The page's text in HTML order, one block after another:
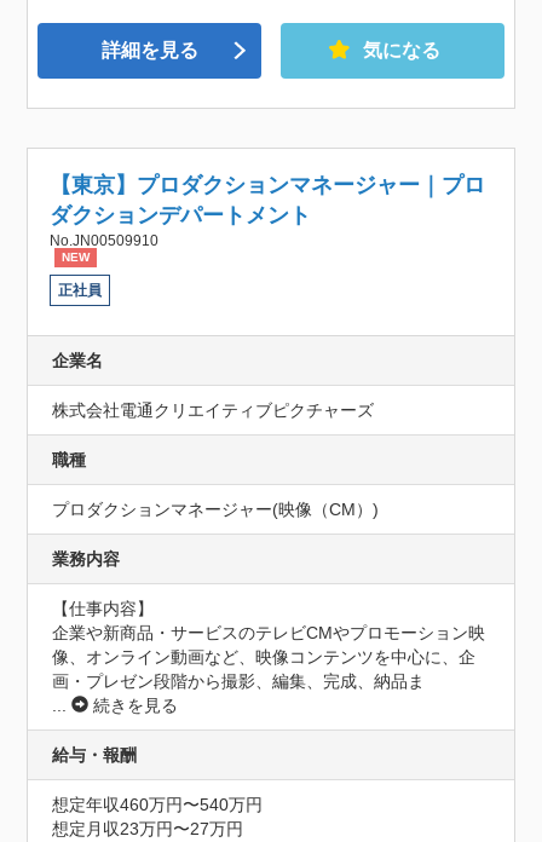
詳細を見る 気になる
【東京】プロダクションマネージャー｜プロ
ダクションデパートメント
No.JN00509910
NEW
正社員
企業名
株式会社電通クリエイティブピクチャーズ
職種
プロダクションマネージャー(映像（CM）)
業務内容
【仕事内容】
企業や新商品・サービスのテレビCMやプロモーション映
像、オンライン動画など、映像コンテンツを中心に、企
画・プレゼン段階から撮影、編集、完成、納品ま
...
続きを見る
給与・報酬
想定年収460万円〜540万円
想定月収23万円〜27万円